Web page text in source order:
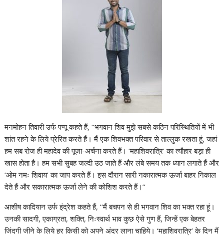
मनमोहन तिवारी उर्फ पप्पू कहते हैं, ‘‘भगवान शिव मुझे सबसे कठिन परिस्थितियों में भी
शांत रहने के लिये प्रेरित करते हैं। मैं एक शिवभक्त परिवार से ताल्लुक रखता हूं, जहां
हम सब रोज ही महादेव की पूजा-अर्चना करते हैं। ‘महाशिवरात्रि’ का त्यौहार बड़ा ही
खास होता है। हम सभी सुबह जल्दी उठ जाते हैं और लंबे समय तक ध्यान लगाते हैं और
‘ओम नमः शिवाय’ का जाप करते हैं। इस दौरान सारी नकारात्मक ऊर्जा बाहर निकाल
देते हैं और सकारात्मक ऊर्जा लेने की कोशिश करते हैं।’’
आशीष कादियान उर्फ इंद्रेश कहते हैं, ‘‘मैं बचपन से ही भगवान शिव का भक्त रहा हूं।
उनकी सादगी, एकाग्रता, शक्ति, निःस्वार्थ भाव कुछ ऐसे गुण हैं, जिन्हें एक बेहतर
जिंदगी जीने के लिये हर किसी को अपने अंदर लाना चाहिये। ‘महाशिवरात्रि’ के दिन मैं